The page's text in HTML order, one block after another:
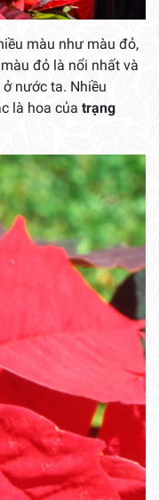
màu như màu đỏ,
đỏ là nổi nhất và
nước ta. Nhiều
là hoa của trạng